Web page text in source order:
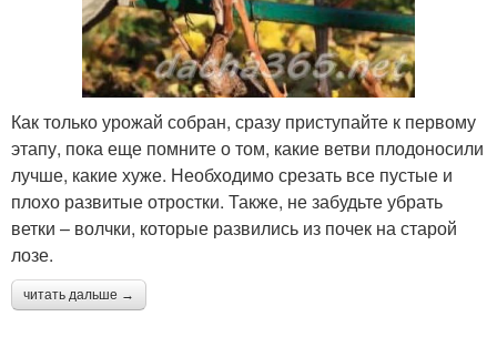
Как только урожай собран, сразу приступайте к первому
этапу, пока еще помните о том, какие ветви плодоносили
лучше, какие хуже. Необходимо срезать все пустые и
плохо развитые отростки. Также, не забудьте убрать
ветки – волчки, которые развились из почек на старой
лозе.
читать дальше →